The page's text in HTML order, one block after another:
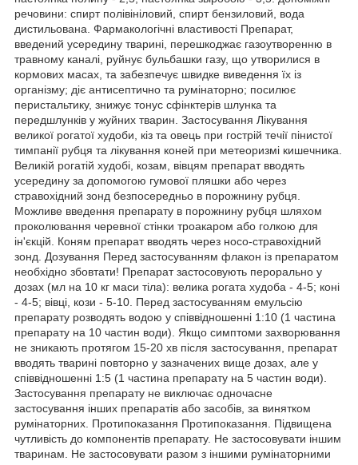
речовини: спирт полівініловий, спирт бензиловий, вода
дистильована. Фармакологічні властивості Препарат,
введений усередину тварині, перешкоджає газоутворенню в
травному каналі, руйнує бульбашки газу, що утворилися в
кормових масах, та забезпечує швидке виведення їх із
організму; діє антисептично та румінаторно; посилює
перистальтику, знижує тонус сфінктерів шлунка та
передшлунків у жуйних тварин. Застосування Лікування
великої рогатої худоби, кіз та овець при гострій течії пінистої
тимпанії рубця та лікування коней при метеоризмі кишечника.
Великій рогатій худобі, козам, вівцям препарат вводять
усередину за допомогою гумової пляшки або через
стравохідний зонд безпосередньо в порожнину рубця.
Можливе введення препарату в порожнину рубця шляхом
проколювання черевної стінки троакаром або голкою для
ін'єкцій. Коням препарат вводять через носо-стравохідний
зонд. Дозування Перед застосуванням флакон із препаратом
необхідно збовтати! Препарат застосовують перорально у
дозах (мл на 10 кг маси тіла): велика рогата худоба - 4-5; коні
- 4-5; вівці, кози - 5-10. Перед застосуванням емульсію
препарату розводять водою у співвідношенні 1:10 (1 частина
препарату на 10 частин води). Якщо симптоми захворювання
не зникають протягом 15-20 хв після застосування, препарат
вводять тварині повторно у зазначених вище дозах, але у
співвідношенні 1:5 (1 частина препарату на 5 частин води).
Застосування препарату не виключає одночасне
застосування інших препаратів або засобів, за винятком
румінаторних. Протипоказання Протипоказання. Підвищена
чутливість до компонентів препарату. Не застосовувати іншим
тваринам. Не застосовувати разом з іншими румінаторними